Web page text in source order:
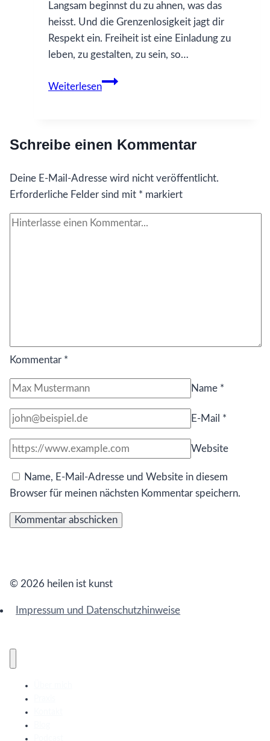
Langsam beginnst du zu ahnen, was das
heisst. Und die Grenzenlosigkeit jagt dir
Respekt ein. Freiheit ist eine Einladung zu
leben, zu gestalten, zu sein, so…
Weiterlesen
61
früher
hätte…
über
Freiheit
Schreibe einen Kommentar
Deine E-Mail-Adresse wird nicht veröffentlicht.
Erforderliche Felder sind mit * markiert
Kommentar *
Name *
E-Mail *
Website
Name, E-Mail-Adresse und Website in diesem
Browser für meinen nächsten Kommentar speichern.
© 2026 heilen ist kunst
Impressum und Datenschutzhinweise